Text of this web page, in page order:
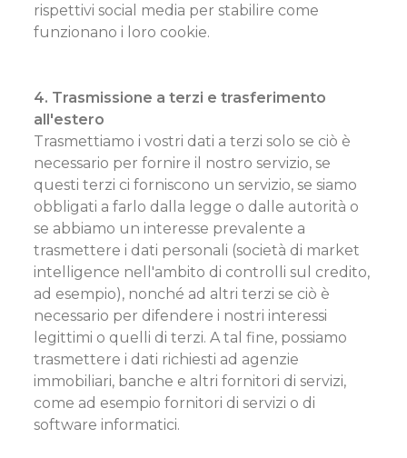
rispettivi social media per stabilire come
funzionano i loro cookie.
4. Trasmissione a terzi e trasferimento
all'estero
Trasmettiamo i vostri dati a terzi solo se ciò è
necessario per fornire il nostro servizio, se
questi terzi ci forniscono un servizio, se siamo
obbligati a farlo dalla legge o dalle autorità o
se abbiamo un interesse prevalente a
trasmettere i dati personali (società di market
intelligence nell'ambito di controlli sul credito,
ad esempio), nonché ad altri terzi se ciò è
necessario per difendere i nostri interessi
legittimi o quelli di terzi. A tal fine, possiamo
trasmettere i dati richiesti ad agenzie
immobiliari, banche e altri fornitori di servizi,
come ad esempio fornitori di servizi o di
software informatici.